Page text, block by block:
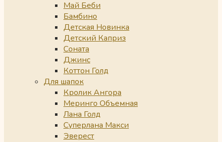
Май Беби
Бамбино
Детская Новинка
Детский Каприз
Соната
Джинс
Коттон Голд
Для шапок
Кролик Ангора
Меринго Объемная
Лана Голд
Суперлана Макси
Эверест